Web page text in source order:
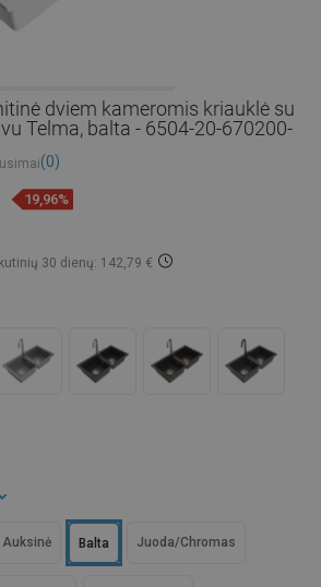
dviem kameromis kriauklė su
Telma, balta - 6504-20-670200-
(0)
19,96%
30 dienų: 142,79 €
Balta
Auksinė Juoda/Chromas